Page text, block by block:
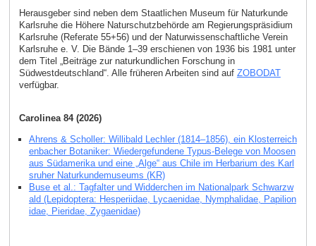
Herausgeber sind neben dem Staatlichen Museum für Naturkunde
Karlsruhe die Höhere Naturschutzbehörde am Regierungspräsidium
Karlsruhe (Referate 55+56) und der Naturwissenschaftliche Verein
Karlsruhe e. V. Die Bände 1–39 erschienen von 1936 bis 1981 unter
dem Titel „Beiträge zur naturkundlichen Forschung in
Südwestdeutschland“. Alle früheren Arbeiten sind auf ZOBODAT
verfügbar.
Carolinea 84 (2026)
Ahrens & Scholler: Willibald Lechler (1814–1856), ein Klosterreich
enbacher Botaniker: Wiedergefundene Typus-Belege von Moosen
aus Südamerika und eine „Alge“ aus Chile im Herbarium des Karl
sruher Naturkundemuseums (KR)
Buse et al.: Tagfalter und Widderchen im Nationalpark Schwarzw
ald (Lepidoptera: Hesperiidae, Lycaenidae, Nymphalidae, Papilion
idae, Pieridae, Zygaenidae)